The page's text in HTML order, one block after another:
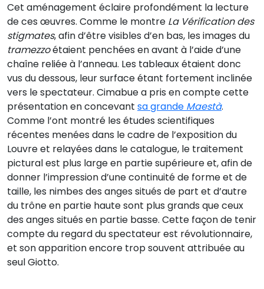
Cet aménagement éclaire profondément la lecture
de ces œuvres. Comme le montre La Vérification des
stigmates, afin d’être visibles d’en bas, les images du
tramezzoétaient penchées en avant à l’aide d’une
chaîne reliée à l’anneau. Les tableaux étaient donc
vus du dessous, leur surface étant fortement inclinée
vers le spectateur. Cimabue a pris en compte cette
présentation en concevant sa grande Maestà.
Comme l’ont montré les études scientifiques
récentes menées dans le cadre de l’exposition du
Louvre et relayées dans le catalogue, le traitement
pictural est plus large en partie supérieure et, afin de
donner l’impression d’une continuité de forme et de
taille, les nimbes des anges situés de part et d’autre
du trône en partie haute sont plus grands que ceux
des anges situés en partie basse. Cette façon de tenir
compte du regard du spectateur est révolutionnaire,
et son apparition encore trop souvent attribuée au
seul Giotto.